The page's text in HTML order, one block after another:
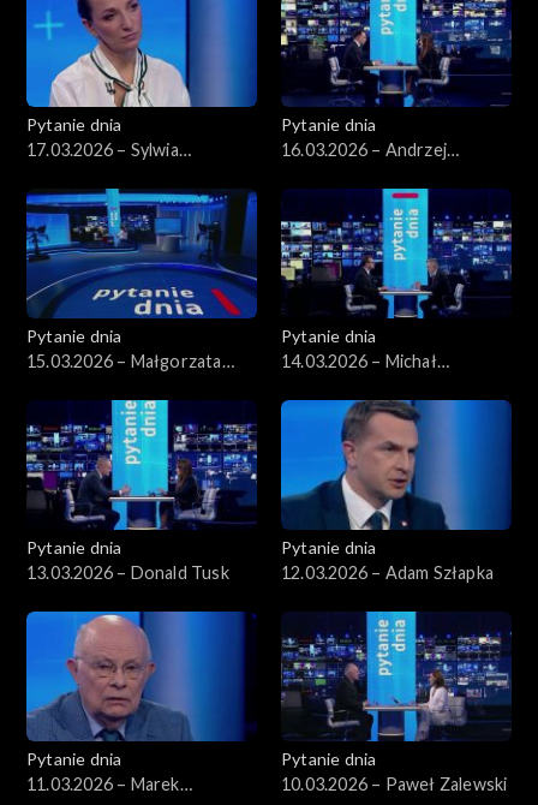
Pytanie dnia
17.03.2026 – Sylwia
Pytanie dnia
16.03.2026 – Andrzej
Pytanie dnia
15.03.2026 – Małgorzata
Pytanie dnia
14.03.2026 – Michał
Pytanie dnia
13.03.2026 – Donald Tusk
Pytanie dnia
12.03.2026 – Adam Szłapka
Pytanie dnia
11.03.2026 – Marek
Pytanie dnia
10.03.2026 – Paweł Zalewski